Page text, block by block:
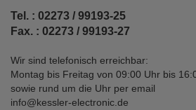
Tel. : 02273 / 99193-25
Fax. : 02273 / 99193-27
Wir sind telefonisch erreichbar:
Montag bis Freitag von 09:00 Uhr bis
sowie rund um die Uhr per email
info@kessler-electronic.de